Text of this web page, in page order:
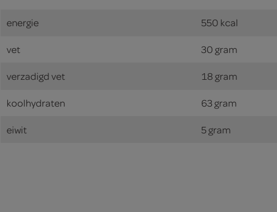
energie 550 kcal
vet 30 gram
verzadigd vet 18 gram
koolhydraten 63 gram
eiwit 5 gram